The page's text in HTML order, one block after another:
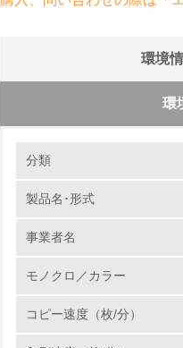
環境
環
1.環境取り組み体制
No.
製品本体とカー
当社では、企画・設
並びに消耗品の回収
ンクカートリッジや
して当社の部品の一
分類
製品名･形式
事業者名
モノクロ／カラー
コピー速度（枚/分）